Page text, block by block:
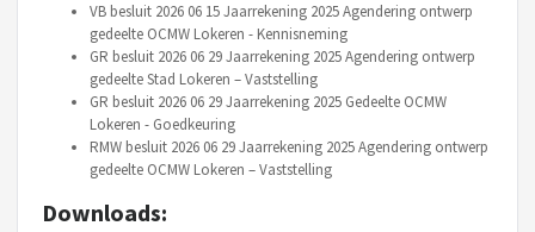
VB besluit 2026 06 15 Jaarrekening 2025 Agendering ontwerp
gedeelte OCMW Lokeren - Kennisneming
GR besluit 2026 06 29 Jaarrekening 2025 Agendering ontwerp
gedeelte Stad Lokeren – Vaststelling
GR besluit 2026 06 29 Jaarrekening 2025 Gedeelte OCMW
Lokeren - Goedkeuring
RMW besluit 2026 06 29 Jaarrekening 2025 Agendering ontwerp
gedeelte OCMW Lokeren – Vaststelling
Downloads: